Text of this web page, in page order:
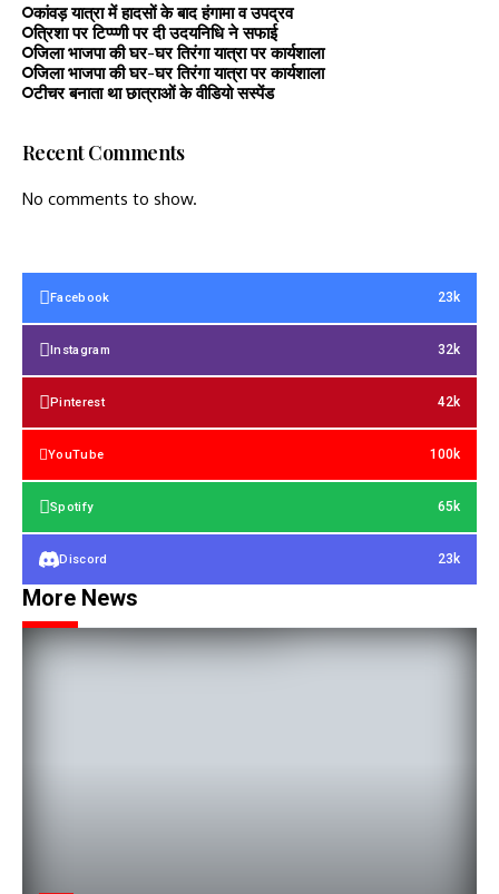
कांवड़ यात्रा में हादसों के बाद हंगामा व उपद्रव
त्रिशा पर टिप्प्णी पर दी उदयनिधि ने सफाई
जिला भाजपा की घर-घर तिरंगा यात्रा पर कार्यशाला
जिला भाजपा की घर-घर तिरंगा यात्रा पर कार्यशाला
टीचर बनाता था छात्राओं के वीडियो सस्पेंड
Recent Comments
No comments to show.
Facebook 23k
Instagram 32k
Pinterest 42k
YouTube 100k
Spotify 65k
Discord 23k
More News